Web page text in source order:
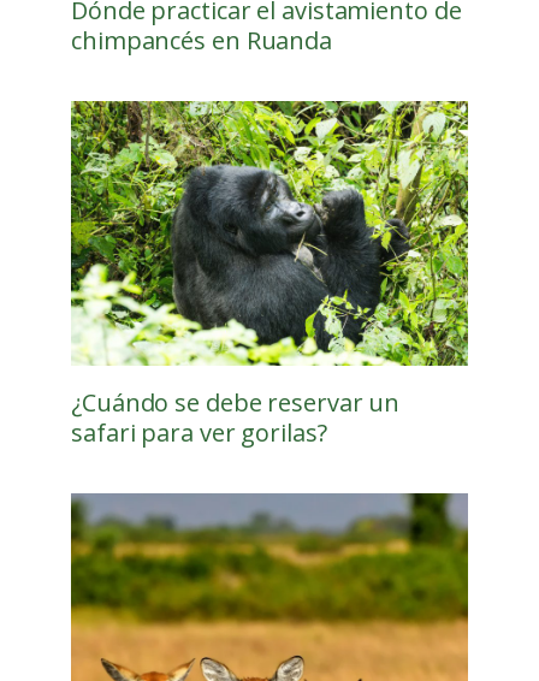
Dónde practicar el avistamiento de
chimpancés en Ruanda
¿Cuándo se debe reservar un
safari para ver gorilas?